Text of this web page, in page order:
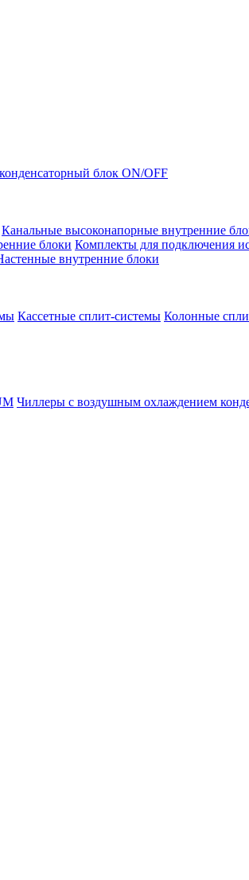
блок ON/OFF
Канальные высоконапорные внутренние
блоки Комплекты для подключения
внутренние блоки
Кассетные сплит-системы Колонные
Чиллеры с воздушным охлаждением